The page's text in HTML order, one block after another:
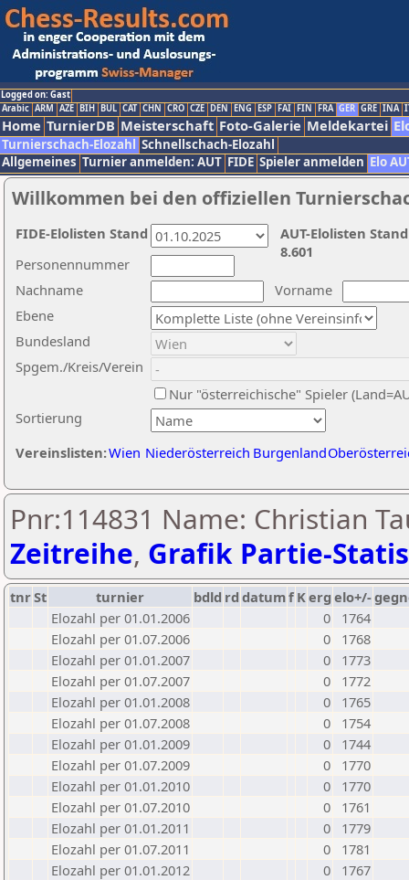
Logged on: Gast
Arabic ARM AZE BIH BUL CAT CHN CRO CZE DEN ENG ESP FAI FIN FRA GER GRE INA
Home TurnierDB Meisterschaft Foto-Galerie Meldekartei
Turnierschach-Elozahl Schnellschach-Elozahl
Allgemeines Turnier anmelden: AUT FIDE Spieler anmelden Elo
Willkommen bei den offiziellen
Nachname
Vorname
Ebene
Sortierung
Personennummer
Bundesland
Spgem./Kreis/Verein
Nur "österreichische" Spieler
Vereinslisten:Wien Niederösterreich Burgenland
AUT-Elolisten
8.601
FIDE-Elolisten Stand
Pnr:114831 Name: Christian
Zeitreihe, Grafik Partie-
tnrSt turnier bdld rd datumf Kerg elo+/-
Elozahl per 01.01.2006
0
1764
Elozahl per 01.07.2006
0
1768
Elozahl per 01.01.2007
0
1773
Elozahl per 01.07.2007
0
1772
Elozahl per 01.01.2008
0
1765
Elozahl per 01.07.2008
0
1754
Elozahl per 01.01.2009
0
1744
Elozahl per 01.07.2009
0
1770
Elozahl per 01.01.2010
0
1770
Elozahl per 01.07.2010
0
1761
Elozahl per 01.01.2011
0
1779
Elozahl per 01.07.2011
0
1781
Elozahl per 01.01.2012
0
1767